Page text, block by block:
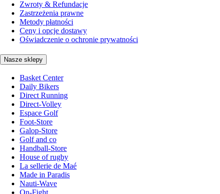
Zwroty & Refundacje
Zastrzeżenia prawne
Metody płatności
Ceny i opcje dostawy
Oświadczenie o ochronie prywatności
Nasze sklepy
Basket Center
Daily Bikers
Direct Running
Direct-Volley
Espace Golf
Foot-Store
Galop-Store
Golf and co
Handball-Store
House of rugby
La sellerie de Maé
Made in Paradis
Nauti-Wave